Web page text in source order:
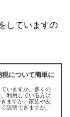
していますの
税について簡単に
いますか。多くの
利用している方は
ますか。家族や友
説明できますか。